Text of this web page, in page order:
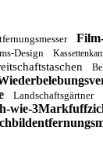
Design
Landschaftsgärtner
wie-